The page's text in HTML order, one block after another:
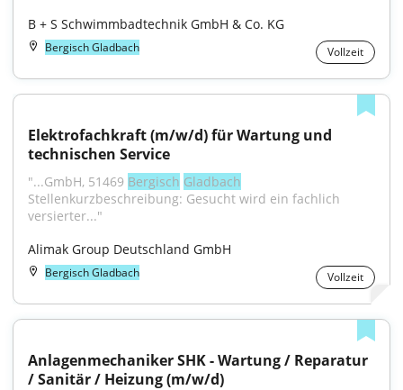
B + S Schwimmbadtechnik GmbH & Co. KG
Bergisch Gladbach Vollzeit
Elektrofachkraft (m/w/d) für Wartung und
technischen Service
"...GmbH, 51469 Bergisch Gladbach
Stellenkurzbeschreibung: Gesucht wird ein fachlich
versierter..."
Alimak Group Deutschland GmbH
Bergisch Gladbach Vollzeit
Anlagenmechaniker SHK - Wartung / Reparatur
/ Sanitär / Heizung (m/w/d)